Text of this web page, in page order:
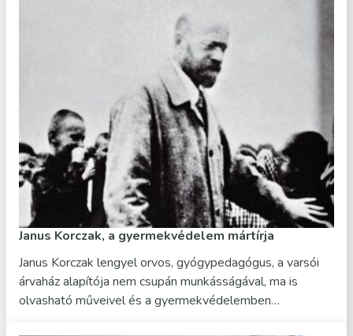
Janus Korczak, a gyermekvédelem mártírja
Janus Korczak lengyel orvos, gyógypedagógus, a varsói
árvaház alapítója nem csupán munkásságával, ma is
olvasható műveivel és a gyermekvédelemben…